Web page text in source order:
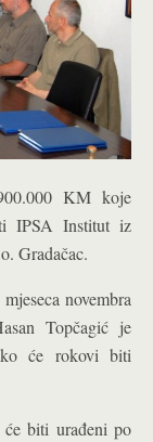
KM koje
IPSA Institut iz
Gradačac.
novembra
Topčagić je
će rokovi biti
biti urađeni po